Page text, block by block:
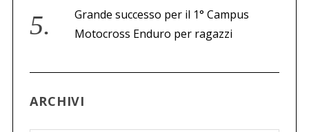
Grande successo per il 1° Campus
Motocross Enduro per ragazzi
ARCHIVI